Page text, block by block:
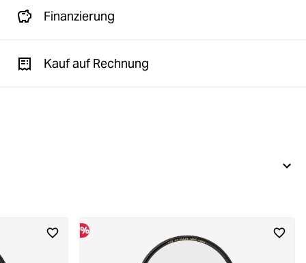
Finanzierung
Kauf auf Rechnung
%